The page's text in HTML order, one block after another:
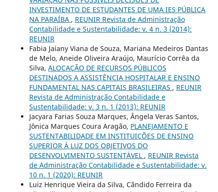
INVESTIMENTO DE ESTUDANTES DE UMA IES PÚBLICA
NA PARAÍBA , REUNIR Revista de Administração
Contabilidade e Sustentabilidade: v. 4 n. 3 (2014):
REUNIR
Fabia Jaiany Viana de Souza, Mariana Medeiros Dantas
de Melo, Aneide Oliveira Araújo, Maurício Corrêa da
Silva, ALOCAÇÃO DE RECURSOS PÚBLICOS
DESTINADOS A ASSISTÊNCIA HOSPITALAR E ENSINO
FUNDAMENTAL NAS CAPITAIS BRASILEIRAS , REUNIR
Revista de Administração Contabilidade e
Sustentabilidade: v. 3 n. 1 (2013): REUNIR
Jacyara Farias Souza Marques, Ângela Veras Santos,
Jônica Marques Coura Aragão, PLANEJAMENTO E
SUSTENTABILIDADE EM INSTITUIÇÕES DE ENSINO
SUPERIOR À LUZ DOS OBJETIVOS DO
DESENVOLVIMENTO SUSTENTÁVEL , REUNIR Revista
de Administração Contabilidade e Sustentabilidade: v.
10 n. 1 (2020): REUNIR
Luiz Henrique Vieira da Silva, Cândido Ferreira da